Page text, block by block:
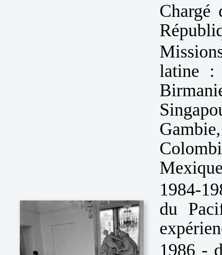
Chargé
latine :
1984-
du
1986 -